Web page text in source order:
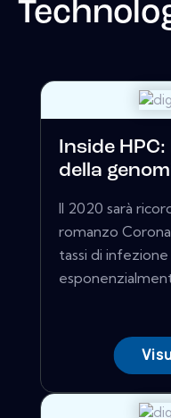
Inside
della
Il 2020 sarà
romanzo
tassi di